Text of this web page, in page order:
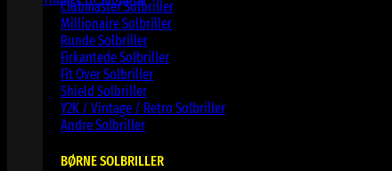
Clubmaster Solbriller
Millionaire Solbriller
Runde Solbriller
Firkantede Solbriller
Fit Over Solbriller
Shield Solbriller
Y2K / Vintage / Retro Solbriller
Andre Solbriller
BØRNE SOLBRILLER